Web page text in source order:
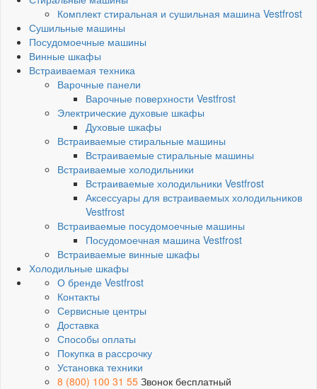
Комплект стиральная и сушильная машина Vestfrost
Сушильные машины
Посудомоечные машины
Винные шкафы
Встраиваемая техника
Варочные панели
Варочные поверхности Vestfrost
Электрические духовые шкафы
Духовые шкафы
Встраиваемые стиральные машины
Встраиваемые стиральные машины
Встраиваемые холодильники
Встраиваемые холодильники Vestfrost
Аксессуары для встраиваемых холодильников
Vestfrost
Встраиваемые посудомоечные машины
Посудомоечная машина Vestfrost
Встраиваемые винные шкафы
Холодильные шкафы
О бренде Vestfrost
Контакты
Сервисные центры
Доставка
Способы оплаты
Покупка в рассрочку
Установка техники
8 (800) 100 31 55 Звонок бесплатный